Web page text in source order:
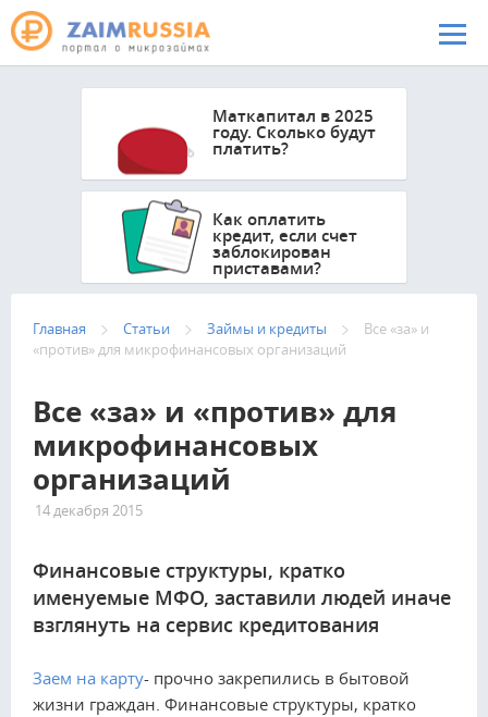
Перейти к основному содержанию
Маткапитал в 2025
году. Сколько будут
платить?
Как оплатить
кредит, если счет
заблокирован
приставами?
Главная Статьи Займы и кредиты
Все «за» и
«против» для микрофинансовых организаций
Все «за» и «против» для
микрофинансовых
организаций
14 декабря 2015
Финансовые структуры, кратко
именуемые МФО, заставили людей иначе
взглянуть на сервис кредитования
Заем на карту- прочно закрепились в бытовой
жизни граждан. Финансовые структуры, кратко